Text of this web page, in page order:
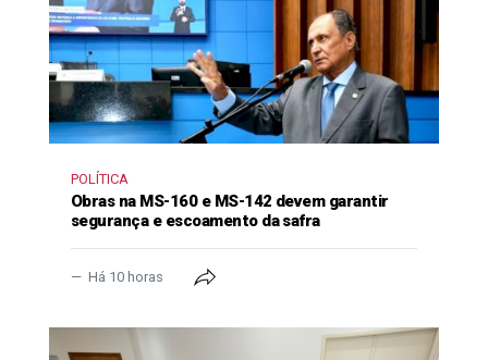
POLÍTICA
Obras na MS-160 e MS-142 devem garantir
segurança e escoamento da safra
Há 10 horas